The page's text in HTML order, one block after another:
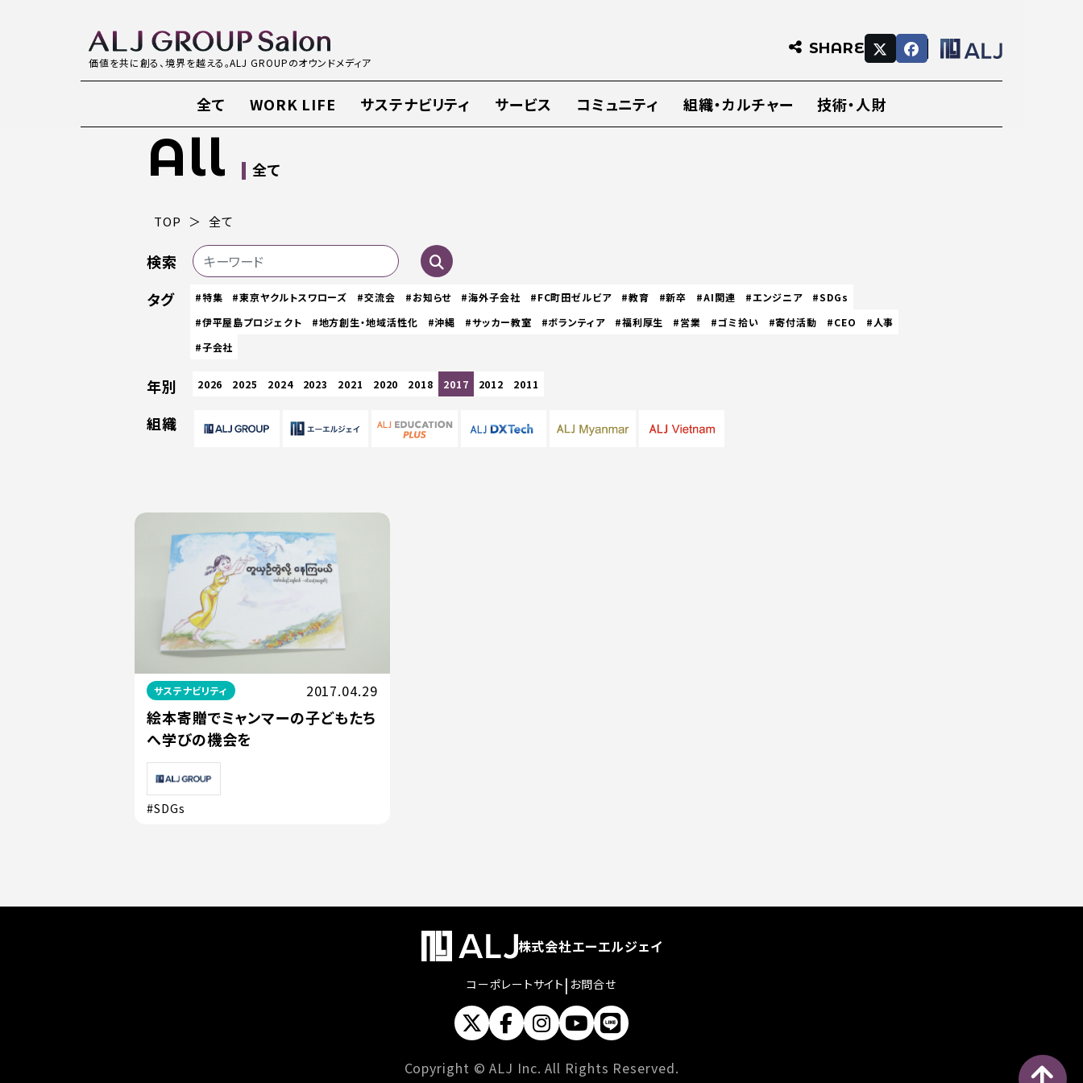
価値を共に創る、境界を越える。ALJ GROUPのオウンドメディア
SHARE
全て WORK LIFE サステナビリティ サービス コミュニティ 組織・カルチャー 技術・人財
All 全て
TOP 全て
検索
タグ
#特集 #東京ヤクルトスワローズ #交流会 #お知らせ #海外子会社 #FC町田ゼルビア #教育 #新卒 #AI関連 #エンジニア
#SDGs
#伊平屋島プロジェクト
#地方創生・地域活性化 #沖縄 #サッカー教室 #ボランティア #福利厚生 #営業 #ゴミ拾い #寄付活動 #CEO
#人事
#子会社
年別 2026 2025 2024 2023 2021 2020 2018 2017 2012 2011
組織
サステナビリティ 2017.04.29
絵本寄贈でミャンマーの子どもたち
へ学びの機会を
#SDGs
株式会社エーエルジェイ
コーポレートサイト | お問合せ
Copyright © ALJ Inc. All Rights Reserved.